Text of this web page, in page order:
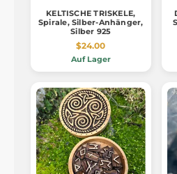
KELTISCHE TRISKELE,
Spirale, Silber-Anhänger,
Silber 925
$24.00
Auf Lager